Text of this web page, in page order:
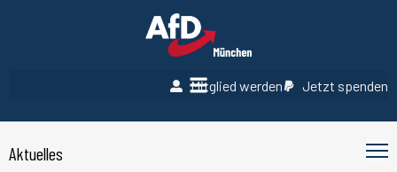
Mitglied werden Jetzt spenden
Aktuelles